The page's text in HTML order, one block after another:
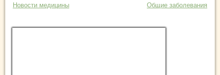
Новости медицины Общие заболевания